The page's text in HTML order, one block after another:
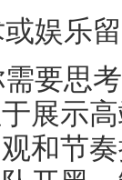
娱乐
要思
展示
和节